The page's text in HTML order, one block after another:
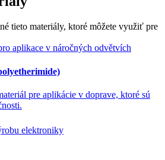
tieto materiály, ktoré môžete využiť pre
pre aplikácie v doprave, ktoré sú